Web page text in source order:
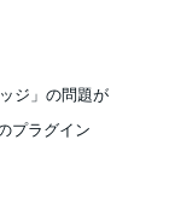
ジ」の問題が
プラグイン